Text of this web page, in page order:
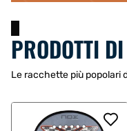
PRODOTTI
Le racchette più popolari